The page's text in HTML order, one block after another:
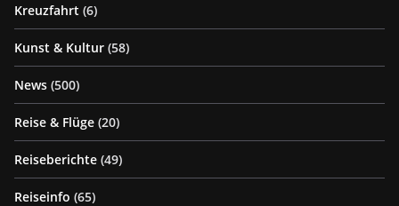
Kreuzfahrt (6)
Kunst & Kultur (58)
News (500)
Reise & Flüge (20)
Reiseberichte (49)
Reiseinfo (65)